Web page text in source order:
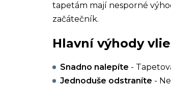
tapetám mají nesporné
začátečník.
Hlavní výhody
Snadno nalepíte -
Jednoduše odstraníte -